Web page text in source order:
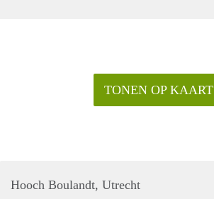
TONEN OP KAART
Hooch Boulandt, Utrecht